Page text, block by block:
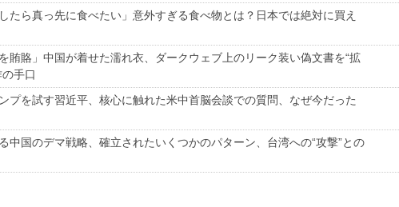
たら真っ先に食べたい」意外すぎる食べ物とは？日本では絶対に買え
賄賂」中国が着せた濡れ衣、ダークウェブ上のリーク装い偽文書を“拡
手口
プを試す習近平、核心に触れた米中首脳会談での質問、なぜ今だった
中国のデマ戦略、確立されたいくつかのパターン、台湾への“攻撃”との